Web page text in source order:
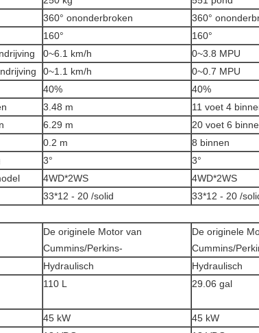
360° ononderbroken
360°
160°
160°
0~6.1 km/h
0~3.8 MPU
0~1.1 km/h
0~0.7 MPU
40%
40%
3.48 m
11 voet 4
6.29 m
20 voet 6
0.2 m
8 binnen
3°
3°
4WD*2WS
4WD*2WS
33*12 - 20 /solid
33*12 - 20 /
De originele Motor van
Cummins/Perkins-
De originele
Cummins/
Hydraulisch
Hydraulisch
110 L 29.06 gal
45 kW
45 kW